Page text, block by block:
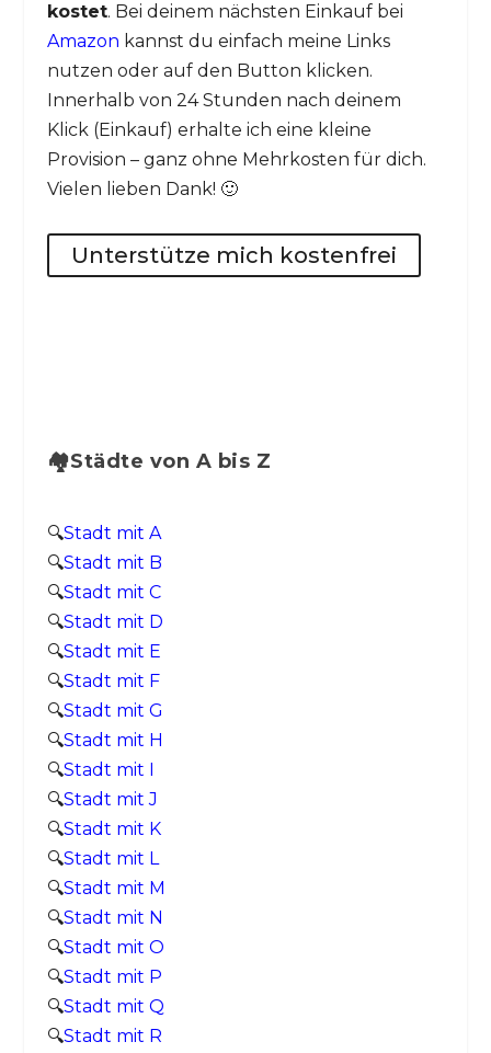
kostet. Bei deinem nächsten Einkauf bei
Amazon kannst du einfach meine Links
nutzen oder auf den Button klicken.
Innerhalb von 24 Stunden nach deinem
Klick (Einkauf) erhalte ich eine kleine
Provision – ganz ohne Mehrkosten für dich.
Vielen lieben Dank! 🙂
Unterstütze mich kostenfrei
🏘️Städte von A bis Z
🔍Stadt mit A
🔍Stadt mit B
🔍Stadt mit C
🔍Stadt mit D
🔍Stadt mit E
🔍Stadt mit F
🔍Stadt mit G
🔍Stadt mit H
🔍Stadt mit I
🔍Stadt mit J
🔍Stadt mit K
🔍Stadt mit L
🔍Stadt mit M
🔍Stadt mit N
🔍Stadt mit O
🔍Stadt mit P
🔍Stadt mit Q
🔍Stadt mit R